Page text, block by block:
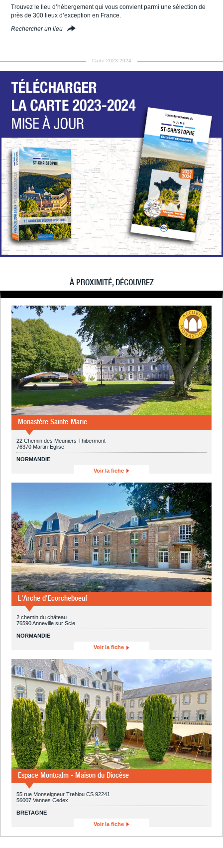
Trouvez le lieu d’hébergement qui vous convient parmi une sélection de
près de 300 lieux d’exception en France.
Rechercher un lieu
Carte 2023-2024
À PROXIMITÉ, DÉCOUVREZ
Monastère Sainte-Marie
22 Chemin des Meuniers Thibermont
76370 Martin-Eglise
NORMANDIE
Voir la fiche
L'Arche d'Ecorcheboeuf
2 chemin du château
76590 Anneville sur Scie
NORMANDIE
Voir la fiche
Espace Montcalm - Maison du Diocèse
55 rue Monseigneur Trehiou CS 92241
56007 Vannes Cedex
BRETAGNE
Voir la fiche